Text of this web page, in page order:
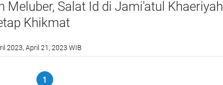
Meluber, Salat Id di Jami'atul Khaeriyah
Khikmat
2023, April 21, 2023 WIB
1